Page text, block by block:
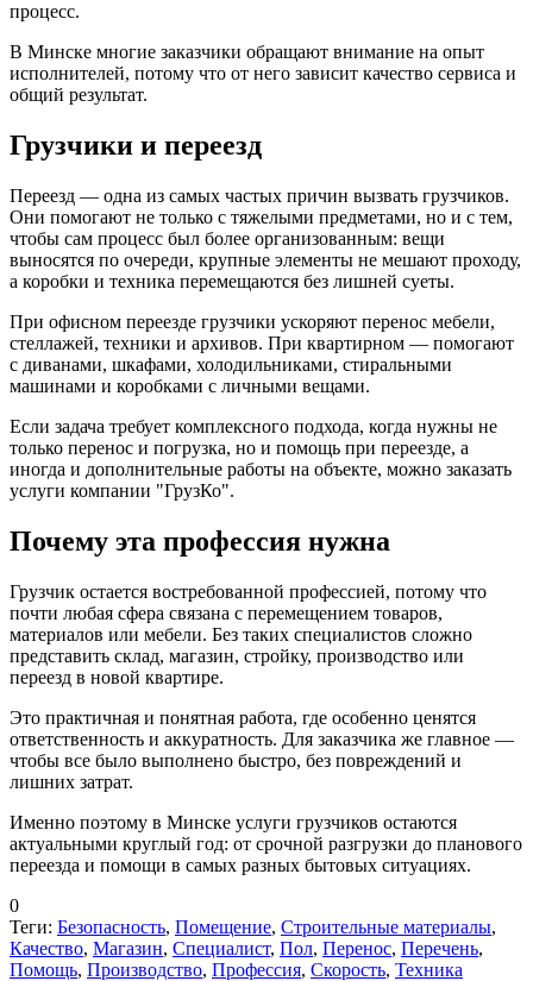
процесс.
В Минске многие заказчики обращают внимание на опыт
исполнителей, потому что от него зависит качество сервиса и
общий результат.
Грузчики и переезд
Переезд — одна из самых частых причин вызвать грузчиков.
Они помогают не только с тяжелыми предметами, но и с тем,
чтобы сам процесс был более организованным: вещи
выносятся по очереди, крупные элементы не мешают проходу,
а коробки и техника перемещаются без лишней суеты.
При офисном переезде грузчики ускоряют перенос мебели,
стеллажей, техники и архивов. При квартирном — помогают
с диванами, шкафами, холодильниками, стиральными
машинами и коробками с личными вещами.
Если задача требует комплексного подхода, когда нужны не
только перенос и погрузка, но и помощь при переезде, а
иногда и дополнительные работы на объекте, можно заказать
услуги компании "ГрузКо".
Почему эта профессия нужна
Грузчик остается востребованной профессией, потому что
почти любая сфера связана с перемещением товаров,
материалов или мебели. Без таких специалистов сложно
представить склад, магазин, стройку, производство или
переезд в новой квартире.
Это практичная и понятная работа, где особенно ценятся
ответственность и аккуратность. Для заказчика же главное —
чтобы все было выполнено быстро, без повреждений и
лишних затрат.
Именно поэтому в Минске услуги грузчиков остаются
актуальными круглый год: от срочной разгрузки до планового
переезда и помощи в самых разных бытовых ситуациях.
0
Теги: Безопасность, Помещение, Строительные материалы,
Качество, Магазин, Специалист, Пол, Перенос, Перечень,
Помощь, Производство, Профессия, Скорость, Техника